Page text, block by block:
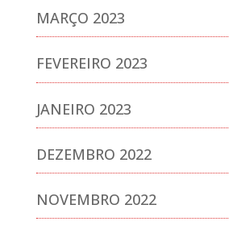
MARÇO 2023
FEVEREIRO 2023
JANEIRO 2023
DEZEMBRO 2022
NOVEMBRO 2022